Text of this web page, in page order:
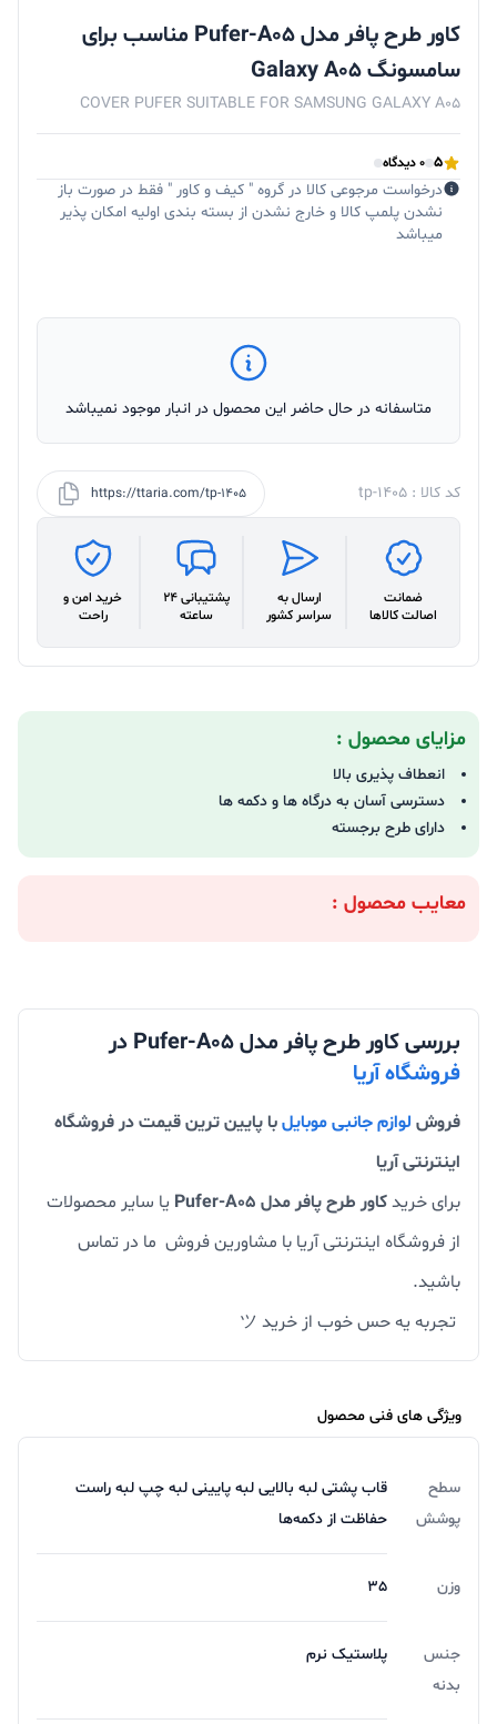
کاور طرح پافر مدل Pufer-A05 مناسب برای
سامسونگ Galaxy A05
COVER PUFER SUITABLE FOR SAMSUNG GALAXY A05
5 0 دیدگاه
درخواست مرجوعی کالا در گروه " کیف و کاور " فقط در صورت باز
نشدن پلمپ کالا و خارج نشدن از بسته بندی اولیه امکان پذیر
میباشد
متاسفانه در حال حاضر این محصول در انبار موجود نمیباشد
کد کالا : tp-1405 https://ttaria.com/tp-1405
ضمانت
اصالت کالاها
ارسال به
سراسر کشور
پشتیبانی 24
ساعته
خرید امن و
راحت
مزایای محصول :
انعطاف پذیری بالا
دسترسی آسان به درگاه ها و دکمه ها
دارای طرح برجسته
معایب محصول :
بررسی کاور طرح پافر مدل Pufer-A05 در
فروشگاه آریا
فروش لوازم جانبی موبایلبا پایین ترین قیمت در فروشگاه
اینترنتی آریا
برای خریدکاور طرح پافر مدل Pufer-A05
یا سایر محصولات
از فروشگاه اینترنتی آریا با مشاورین فروش ما در تماس
باشید.
تجربه یه حس خوب از خرید ツ
ویژگی های فنی محصول
سطح
پوشش
قاب پشتی لبه بالایی لبه پایینی لبه چپ لبه راست
حفاظت از دکمه‌ها
وزن 35
جنس
بدنه
پلاستیک نرم